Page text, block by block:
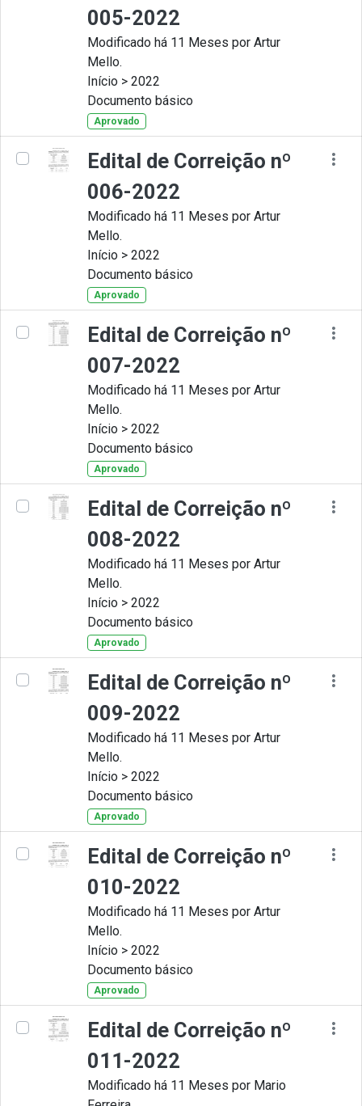
005-2022
Modificado há 11 Meses por Artur
Mello.
Início > 2022
Documento básico
Aprovado
Edital de Correição nº
006-2022
Modificado há 11 Meses por Artur
Mello.
Início > 2022
Documento básico
Aprovado
Edital de Correição nº
007-2022
Modificado há 11 Meses por Artur
Mello.
Início > 2022
Documento básico
Aprovado
Edital de Correição nº
008-2022
Modificado há 11 Meses por Artur
Mello.
Início > 2022
Documento básico
Aprovado
Edital de Correição nº
009-2022
Modificado há 11 Meses por Artur
Mello.
Início > 2022
Documento básico
Aprovado
Edital de Correição nº
010-2022
Modificado há 11 Meses por Artur
Mello.
Início > 2022
Documento básico
Aprovado
Edital de Correição nº
011-2022
Modificado há 11 Meses por Mario